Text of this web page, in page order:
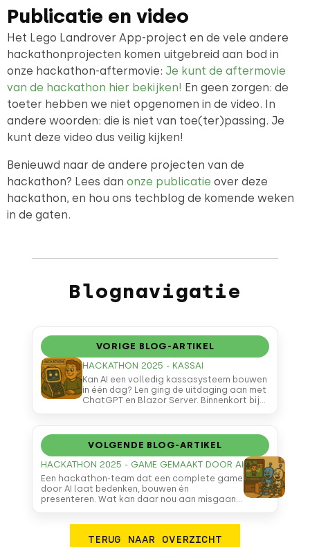
Publicatie en video
Het Lego Landrover App-project en de vele andere
hackathonprojecten komen uitgebreid aan bod in
onze hackathon-aftermovie: Je kunt de aftermovie
van de hackathon hier bekijken! En geen zorgen: de
toeter hebben we niet opgenomen in de video. In
andere woorden: die is niet van toe(ter)passing. Je
kunt deze video dus veilig kijken!
Benieuwd naar de andere projecten van de
hackathon? Lees dan onze publicatie over deze
hackathon, en hou ons techblog de komende weken
in de gaten.
Blognavigatie
VORIGE BLOG-ARTIKEL
HACKATHON 2025 - KASSAI
Kan AI een volledig kassasysteem bouwen
in één dag? Len ging de uitdaging aan met
ChatGPT en Blazor Server. Binnenkort bij
VOLGENDE BLOG-ARTIKEL
HACKATHON 2025 - GAME GEMAAKT DOOR AI
Een hackathon-team dat een complete game
door AI laat bedenken, bouwen én
presenteren. Wat kan daar nou aan misgaan?
een demo waar niemand iets van begreep.
TERUG NAAR OVERZICHT